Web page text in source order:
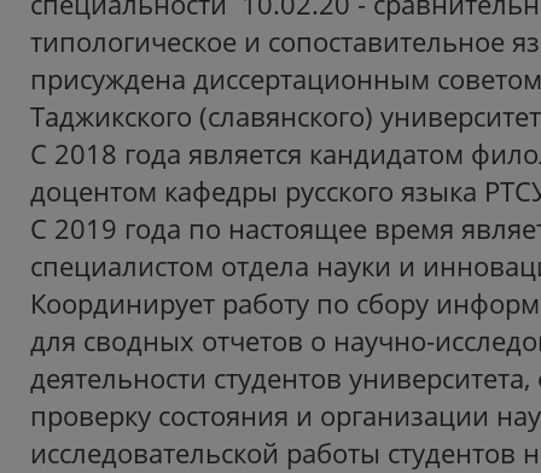
типологическое и сопоставительное
присуждена диссертационным
Таджикского (славянского)
С 2018 года является кандидатом
доцентом кафедры русского языка
С 2019 года по настоящее время
специалистом отдела науки и
Координирует работу по сбору
для сводных отчетов о научно-
деятельности студентов
проверку состояния и организации
исследовательской работы студентов